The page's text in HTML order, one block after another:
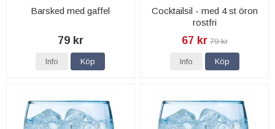
Barsked med gaffel
79 kr
Info Köp
Cocktailsil - med 4 st öron
rostfri
67 kr 79 kr
Info Köp